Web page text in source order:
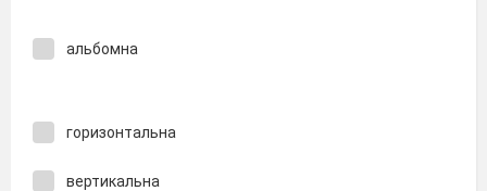
альбомна
горизонтальна
вертикальна